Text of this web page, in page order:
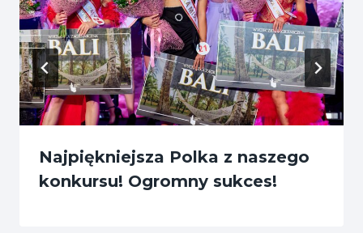
Najpiękniejsza Polka z naszego
konkursu! Ogromny sukces!